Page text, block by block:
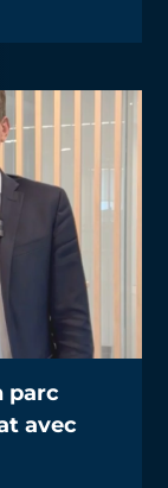
parc
avec